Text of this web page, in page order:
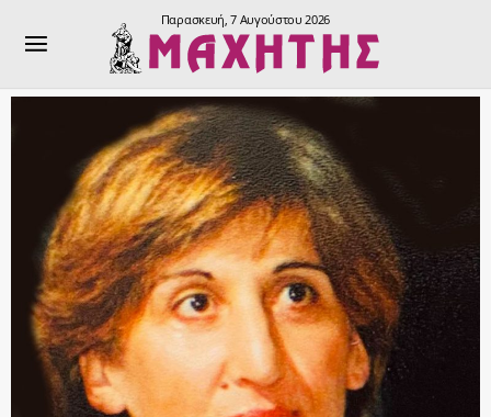
Παρασκευή, 7 Αυγούστου 2026